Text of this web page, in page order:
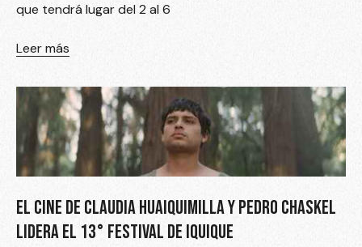
que tendrá lugar del 2 al 6
Leer más
EL CINE DE CLAUDIA HUAIQUIMILLA Y PEDRO CHASKEL
LIDERA EL 13° FESTIVAL DE IQUIQUE